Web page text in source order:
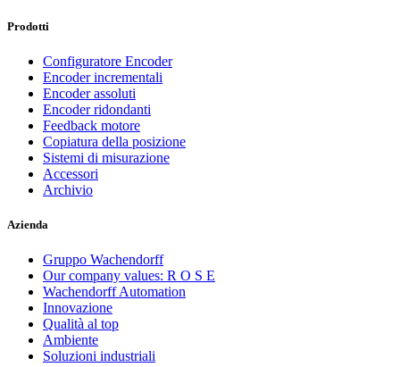
Prodotti
Configuratore Encoder
Encoder incrementali
Encoder assoluti
Encoder ridondanti
Feedback motore
Copiatura della posizione
Sistemi di misurazione
Accessori
Archivio
Azienda
Gruppo Wachendorff
Our company values: R O S E
Wachendorff Automation
Innovazione
Qualità al top
Ambiente
Soluzioni industriali